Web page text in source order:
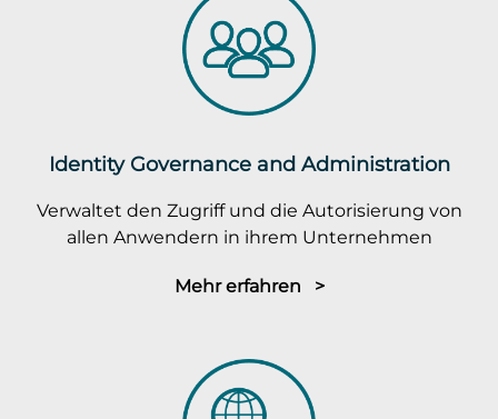
Identity Governance and Administration
Verwaltet den Zugriff und die Autorisierung von
allen Anwendern in ihrem Unternehmen
Mehr erfahren >